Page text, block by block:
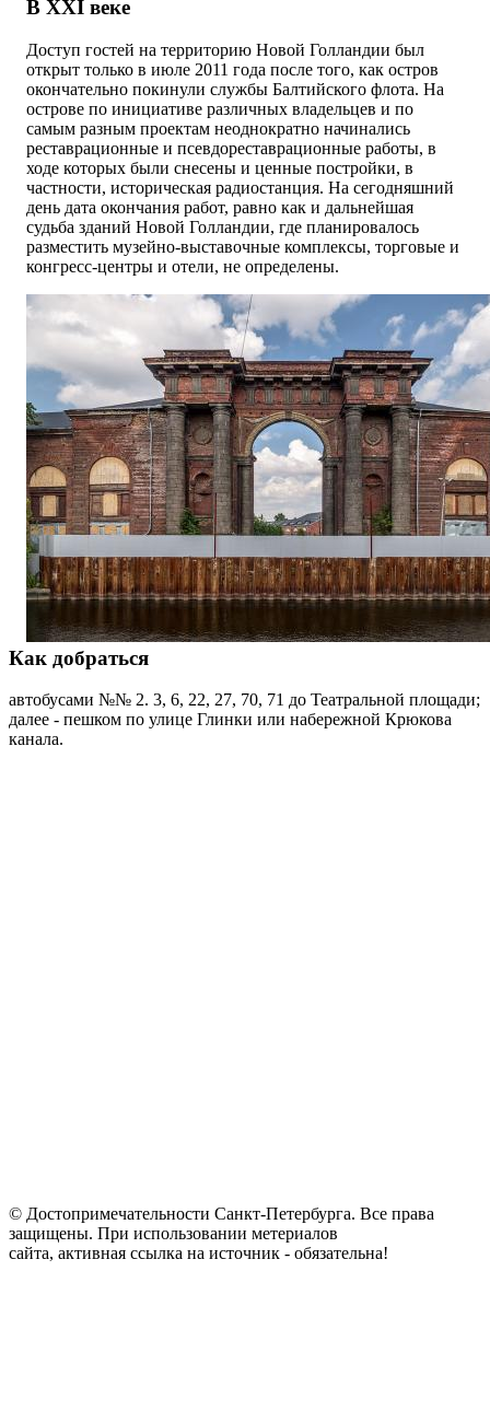
В XXI веке
Доступ гостей на территорию Новой Голландии был
открыт только в июле 2011 года после того, как остров
окончательно покинули службы Балтийского флота. На
острове по инициативе различных владельцев и по
самым разным проектам неоднократно начинались
реставрационные и псевдореставрационные работы, в
ходе которых были снесены и ценные постройки, в
частности, историческая радиостанция. На сегодняшний
день дата окончания работ, равно как и дальнейшая
судьба зданий Новой Голландии, где планировалось
разместить музейно-выставочные комплексы, торговые и
конгресс-центры и отели, не определены.
Как добраться
автобусами №№ 2. 3, 6, 22, 27, 70, 71 до Театральной площади;
далее - пешком по улице Глинки или набережной Крюкова
канала.
© Достопримечательности Санкт-Петербурга. Все права
защищены. При использовании метериалов
сайта, активная ссылка на источник - обязательна!